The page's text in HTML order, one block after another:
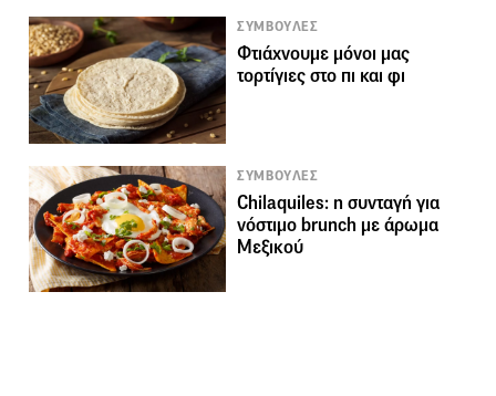
ΣΥΜΒΟΥΛΕΣ
Φτιάχνουμε μόνοι μας
τορτίγιες στο πι και φι
ΣΥΜΒΟΥΛΕΣ
Chilaquiles: η συνταγή για
νόστιμο brunch με άρωμα
Μεξικού